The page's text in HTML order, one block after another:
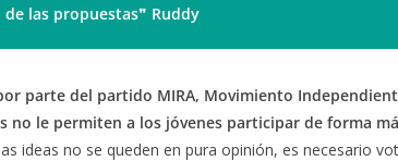
las propuestas❞ Ruddy
parte del partido MIRA, Movimiento
no le permiten a los jóvenes participar de forma
ideas no se queden en pura opinión, es necesario